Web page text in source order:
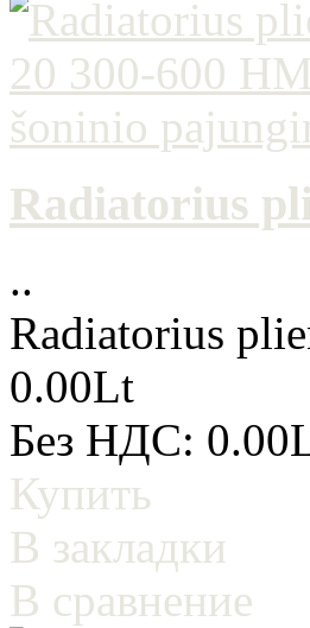
Radiatorius
..
Radiatorius
0.00Lt
Без НДС:
Купить
В закладки
В сравнение